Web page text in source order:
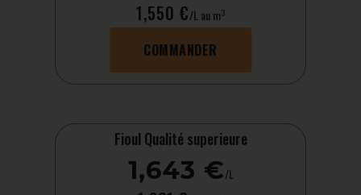
1,550 €/L au m3
COMMANDER
Fioul Qualité superieure
1,643 €/L